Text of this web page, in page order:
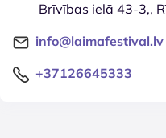
Brīvības ielā 43-3,,
info@laimafestival.lv
+37126645333